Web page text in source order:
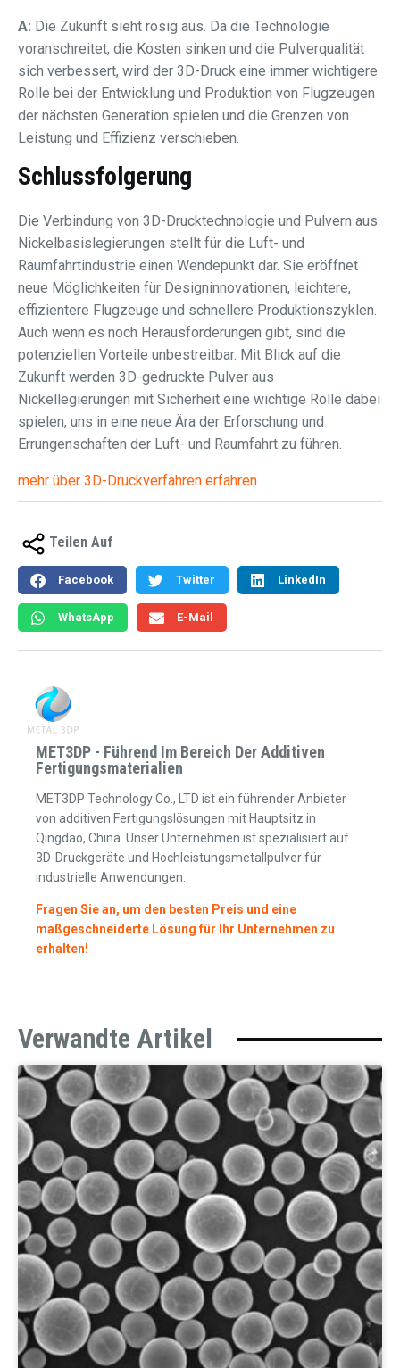
A: Die Zukunft sieht rosig aus. Da die Technologie
voranschreitet, die Kosten sinken und die Pulverqualität
sich verbessert, wird der 3D-Druck eine immer wichtigere
Rolle bei der Entwicklung und Produktion von Flugzeugen
der nächsten Generation spielen und die Grenzen von
Leistung und Effizienz verschieben.
Schlussfolgerung
Die Verbindung von 3D-Drucktechnologie und Pulvern aus
Nickelbasislegierungen stellt für die Luft- und
Raumfahrtindustrie einen Wendepunkt dar. Sie eröffnet
neue Möglichkeiten für Designinnovationen, leichtere,
effizientere Flugzeuge und schnellere Produktionszyklen.
Auch wenn es noch Herausforderungen gibt, sind die
potenziellen Vorteile unbestreitbar. Mit Blick auf die
Zukunft werden 3D-gedruckte Pulver aus
Nickellegierungen mit Sicherheit eine wichtige Rolle dabei
spielen, uns in eine neue Ära der Erforschung und
Errungenschaften der Luft- und Raumfahrt zu führen.
mehr über 3D-Druckverfahren erfahren
Teilen Auf
Facebook Twitter LinkedIn
WhatsApp E-Mail
MET3DP - Führend Im Bereich Der Additiven
Fertigungsmaterialien
MET3DP Technology Co., LTD ist ein führender Anbieter
von additiven Fertigungslösungen mit Hauptsitz in
Qingdao, China. Unser Unternehmen ist spezialisiert auf
3D-Druckgeräte und Hochleistungsmetallpulver für
industrielle Anwendungen.
Fragen Sie an, um den besten Preis und eine
maßgeschneiderte Lösung für Ihr Unternehmen zu
erhalten!
Verwandte Artikel